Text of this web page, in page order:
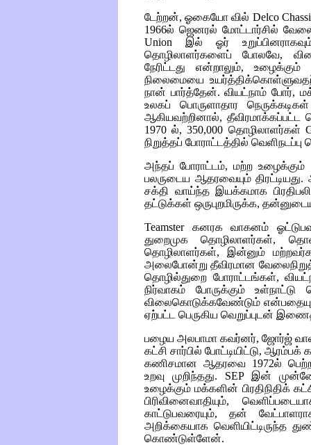
டேற்றன், ஓகையோ வில் Delco
1966ல் ஜெனரல் மோட்டார்சில்
Union இல் ஓர்
தொழிலாளர்களைப் போலவே,
நேரிட்டது என்றாலும்,
நிலைமையை
நான் பார்த்தேன். வியட்நாம் போர்,
உலகப் பொருளாதார
ஆகியவற்றினால்,
1970 ல், 350,000 தொழிலாளர்கள்
நிறுத்தப் போராட்டத்தில்
அந்தப் போராட்டம், மற்ற
பலருடைய ஆதரவையும்
சக்தி வாய்ந்த இயக்கமாக
தட்டுக்கள் ஒருபுறமிருக்க,
Teamsterகனரக வாகனம்
துறைமுக தொழிலாளர்கள்,
தொழிலாளர்கள், இன்னும்
அலைபோன்று தீவிரமான
தொழில்துறை போராட்டங்கள்,
நிர்வாகம் போருக்கும் உள்நாட்டு
விலைகொடுக்கவேண்டும்
ஏற்பட்ட பெருகிய வெறுப்புடன்
பழைய அலபாமா கவர்னர், ஜோர்ஜ்
கட்சி சார்பில் போட்டியிட்டு,
கணிசமான ஆதரவை 1972ல்
உறவு முறிந்தது. SEPஇன்
உழைக்கும் மக்களின் பிரதிநிதிக்
பிரிவினைவாதியும்,
காட்டுபவரையும், தன்
அறிக்கையாக வெளியிட்டிருந்த
கொண்டுள்ளேன்.